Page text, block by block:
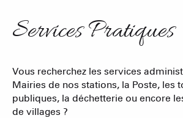
Services Pratiques
Vous recherchez les services
Mairies de nos stations, la Poste, les
publiques, la déchetterie ou encore
de villages ?